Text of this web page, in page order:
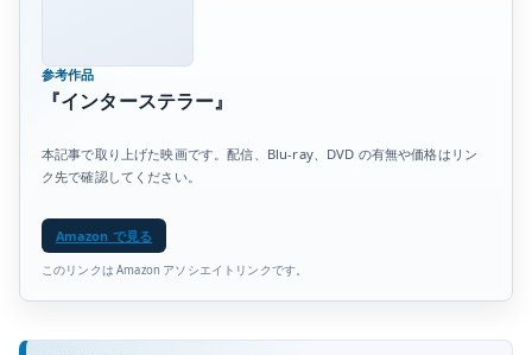
参考作品
『インターステラー』
本記事で取り上げた映画です。配信、Blu-ray、DVD の有無や価格はリン
ク先で確認してください。
Amazon で見る
このリンクは Amazon アソシエイトリンクです。